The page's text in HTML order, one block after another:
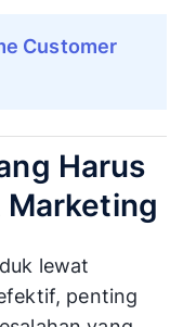
Customer
Harus
Marketing
lewat
penting